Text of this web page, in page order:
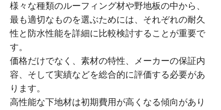
様々な種類のルーフィング材や野地板の中から、
最も適切なものを選ぶためには、それぞれの耐久
性と防水性能を詳細に比較検討することが重要で
す。
価格だけでなく、素材の特性、メーカーの保証内
容、そして実績などを総合的に評価する必要があ
ります。
高性能な下地材は初期費用が高くなる傾向があり